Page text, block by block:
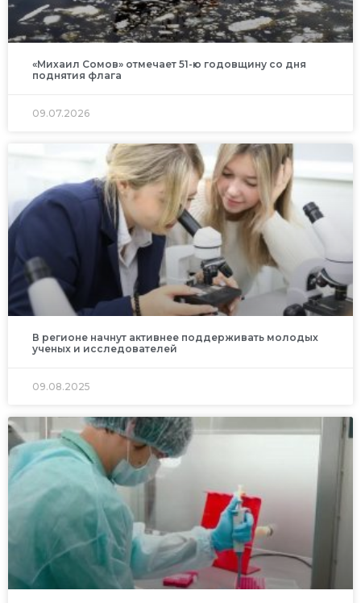
«Михаил Сомов» отмечает 51-ю годовщину со дня
поднятия флага
09.07.2026
В регионе начнут активнее поддерживать молодых
ученых и исследователей
09.08.2025